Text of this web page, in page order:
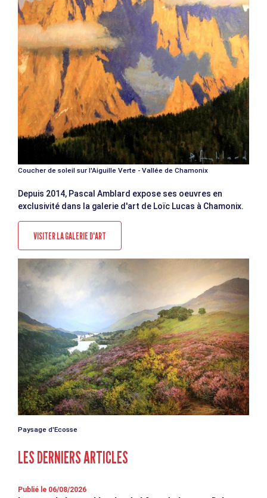
Coucher de soleil sur l'Aiguille Verte - Vallée de Chamonix
Depuis 2014, Pascal Amblard expose ses oeuvres en
exclusivité dans la galerie d'art de Loïc Lucas à Chamonix.
VISITER LA GALERIE D'ART
Paysage d'Ecosse
LES DERNIERS ARTICLES
Publié le 06/08/2026